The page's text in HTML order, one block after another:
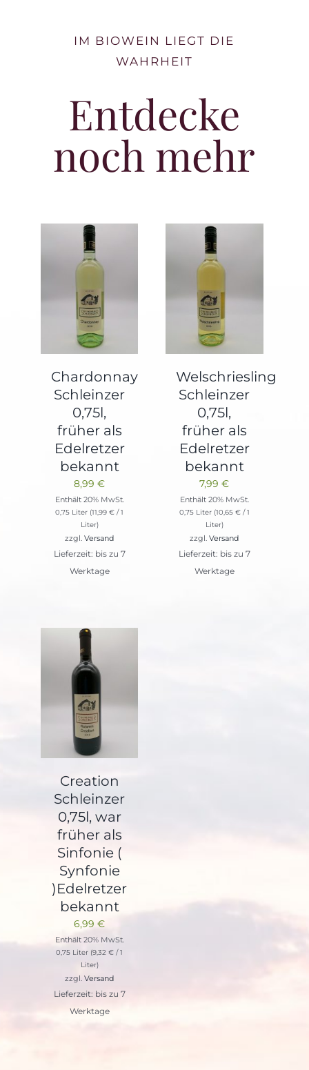
IM BIOWEIN LIEGT DIE
WAHRHEIT
Entdecke
noch mehr
Chardonnay
Schleinzer
0,75l,
früher als
Edelretzer
bekannt
8,99€
Enthält 20% MwSt.
0,75 Liter (11,99€ / 1
Liter)
zzgl.Versand
Lieferzeit: bis zu 7
Werktage
Welschriesling
Schleinzer
0,75l,
früher als
Edelretzer
bekannt
7,99€
Enthält 20% MwSt.
0,75 Liter (10,65 €/ 1
Liter)
zzgl.Versand
Lieferzeit: bis zu 7
Werktage
Creation
Schleinzer
0,75l, war
früher als
Sinfonie (
Synfonie
)Edelretzer
bekannt
6,99€
Enthält 20% MwSt.
0,75 Liter (9,32€ / 1
Liter)
zzgl.Versand
Lieferzeit: bis zu 7
Werktage